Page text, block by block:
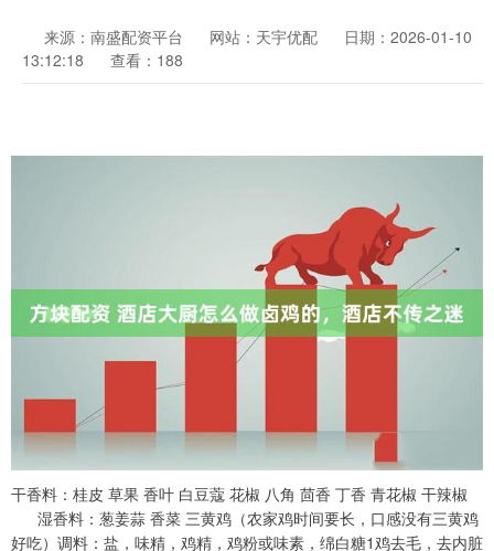
来源：南盛配资平台 网站：天宇优配
日期：2026-01-10
13:12:18
查看：188
干香料：桂皮 草果 香叶 白豆蔻 花椒 八角 茴香 丁香 青花椒 干辣椒
湿香料：葱姜蒜 香菜 三黄鸡（农家鸡时间要长，口感没有三黄鸡
好吃）调料：盐，味精，鸡精，鸡粉或味素，绵白糖1鸡去毛，去内脏